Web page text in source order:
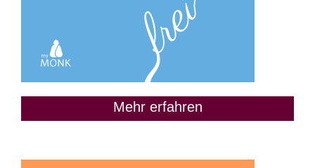
Mehr erfahren